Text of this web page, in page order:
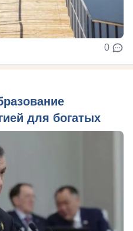
0
для богатых